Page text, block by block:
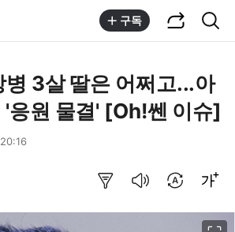
구독
병 3살 딸은 어쩌고...아
'응원 물결' [Oh!쎈 이슈]